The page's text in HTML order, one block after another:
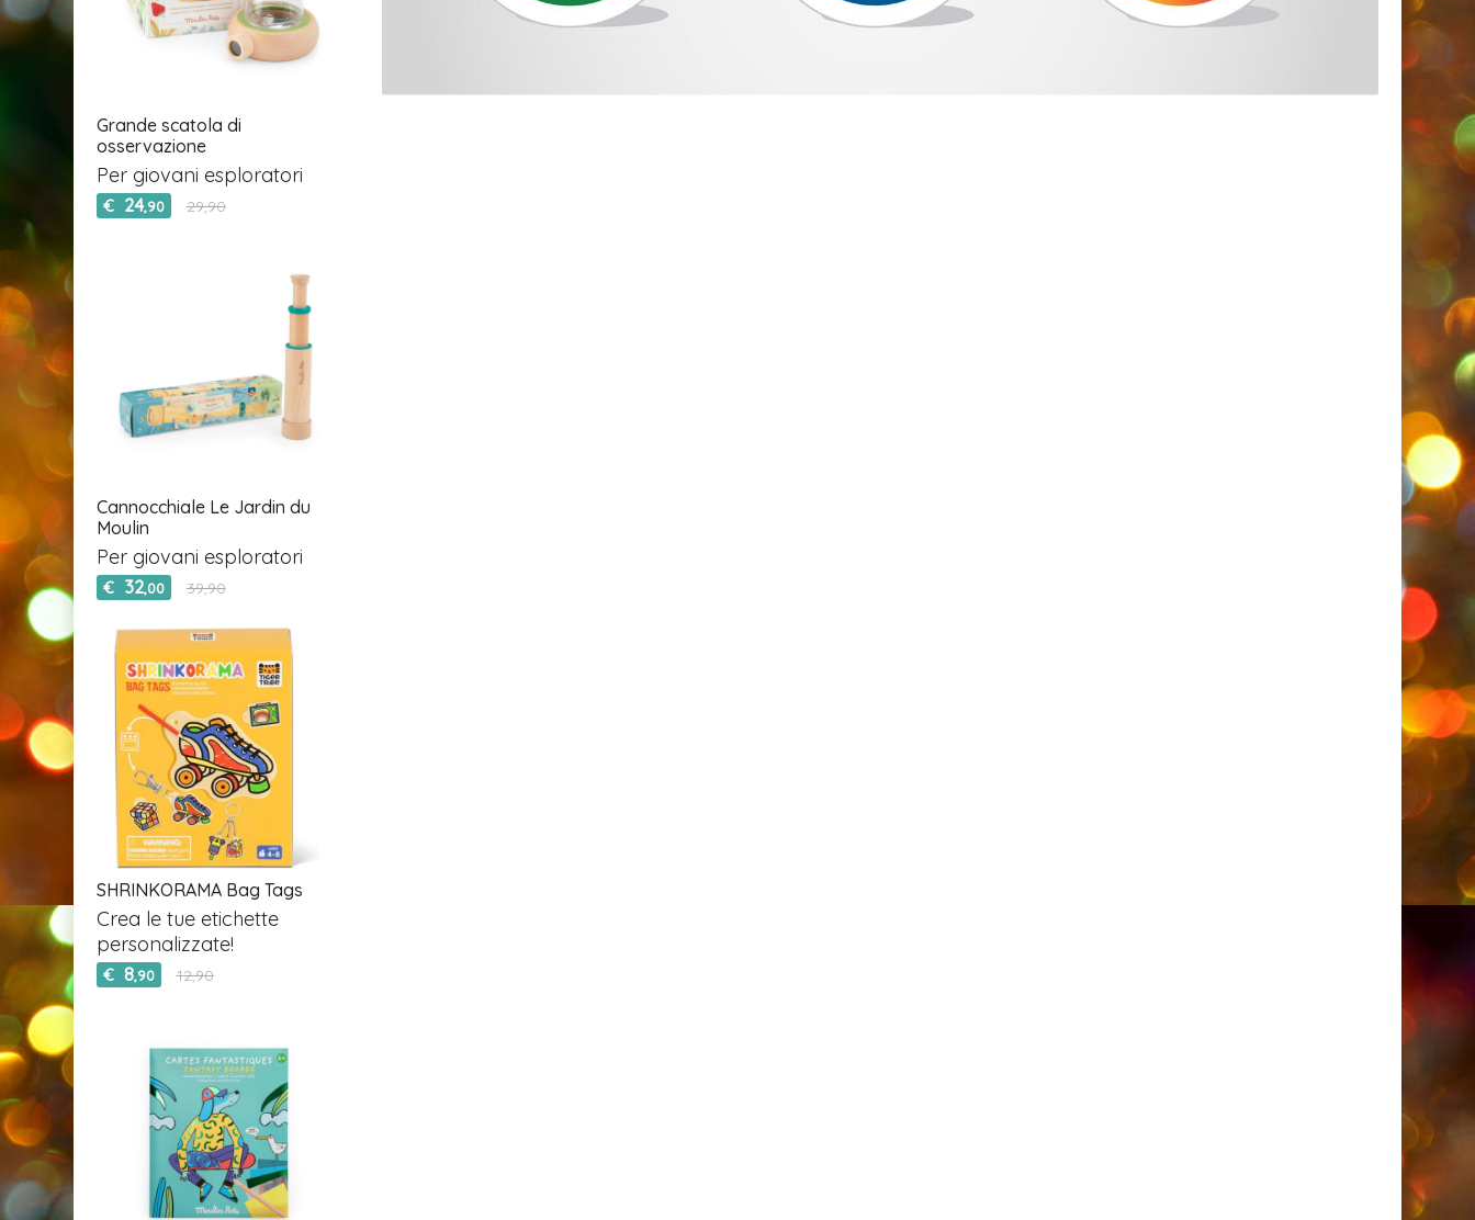
Grande scatola di
osservazione
Per giovani esploratori
€ 24,90 29,90
Cannocchiale Le Jardin du
Moulin
Per giovani esploratori
€ 32,00 39,90
SHRINKORAMA Bag Tags
Crea le tue etichette
personalizzate!
€ 8,90 12,90